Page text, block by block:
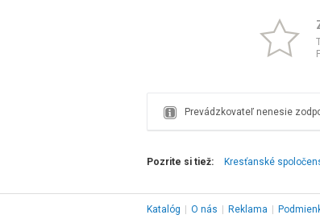
Prevádzkovateľ nenesie
Pozrite si tiež: Kresťanské
Katalóg O nás Reklama